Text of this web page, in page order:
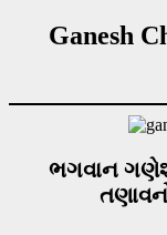
Ganesh
ભગવાન ગણેશ તમારી બધી ચિંતાઓ, દુ:ખ અને